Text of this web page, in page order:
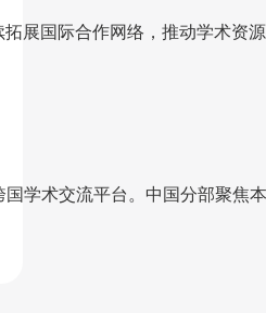
展国际合作网络，推动学术资
学术交流平台。中国分部聚焦